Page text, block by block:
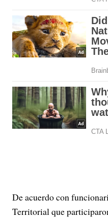
De acuerdo con
Territorial que